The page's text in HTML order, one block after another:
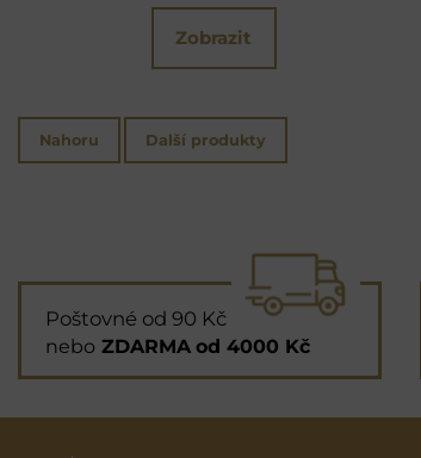
Zobrazit
Nahoru Další produkty
Poštovné od 90 Kč
nebo ZDARMA od 4000 Kč